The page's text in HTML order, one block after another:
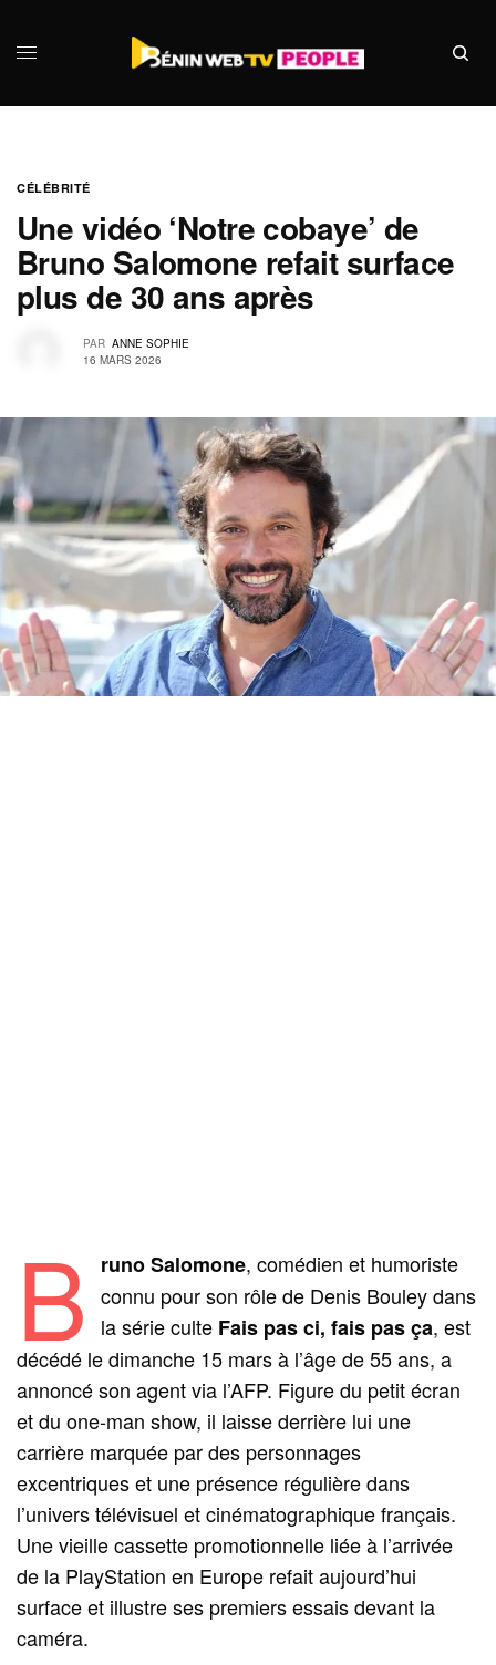
CÉLÉBRITÉ
Une vidéo ‘Notre cobaye’ de
Bruno Salomone refait surface
plus de 30 ans après
PAR ANNE SOPHIE
16 MARS 2026
B runo Salomone, comédien et humoriste
connu pour son rôle de Denis Bouley dans
la série culte Fais pas ci, fais pas ça, est
décédé le dimanche 15 mars à l’âge de 55 ans, a
annoncé son agent via l’AFP. Figure du petit écran
et du one-man show, il laisse derrière lui une
carrière marquée par des personnages
excentriques et une présence régulière dans
l’univers télévisuel et cinématographique français.
Une vieille cassette promotionnelle liée à l’arrivée
de la PlayStation en Europe refait aujourd’hui
surface et illustre ses premiers essais devant la
caméra.